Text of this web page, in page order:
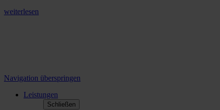
weiterlesen
Navigation überspringen
Leistungen
Schließen